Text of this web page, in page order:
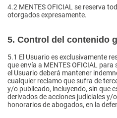
4.2 MENTES OFICIAL se reserva
otorgados expresamente.
5. Control del contenido
5.1 El Usuario es exclusivamente
que envía a MENTES OFICIAL
el Usuario deberá mantener
cualquier reclamo que sufra de
y/o publicado, incluyendo, sin que
derivados de acciones judiciales
honorarios de abogados, en la